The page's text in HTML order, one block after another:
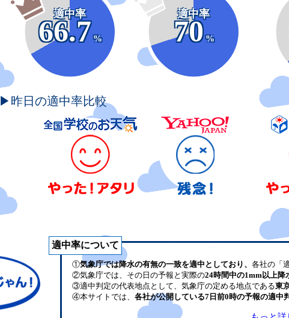
適中率
66.7
%
適中率
70
%
▶昨日の適中率比較
適中率について
①気象庁では降水の有無の一致を適中としており、 各社の「
②気象庁では、その日の予報と実際の24時間中の1mm以上降
③適中判定の代表地点として、気象庁の定める地点である東
④本サイトでは、 各社が公開している7日前0時の予報の適中